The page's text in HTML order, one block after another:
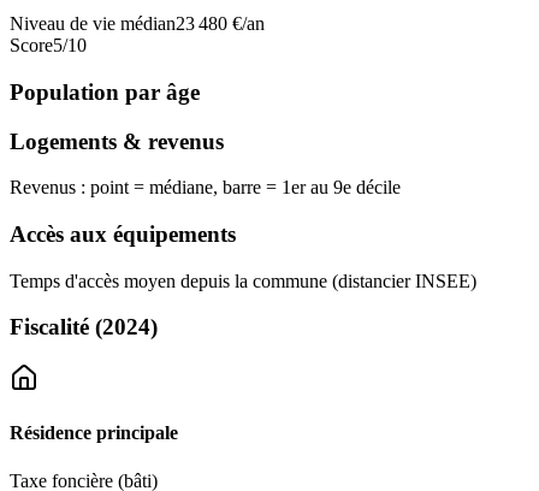
Niveau de vie médian23 480 €/an
Score5/10
Population par âge
Logements & revenus
Revenus : point = médiane, barre = 1er au 9e décile
Accès aux équipements
Temps d'accès moyen depuis la commune (distancier INSEE)
Fiscalité (2024)
Résidence principale
Taxe foncière (bâti)